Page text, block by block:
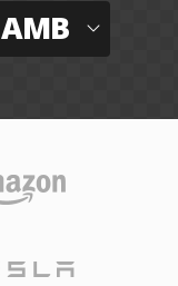
AMB